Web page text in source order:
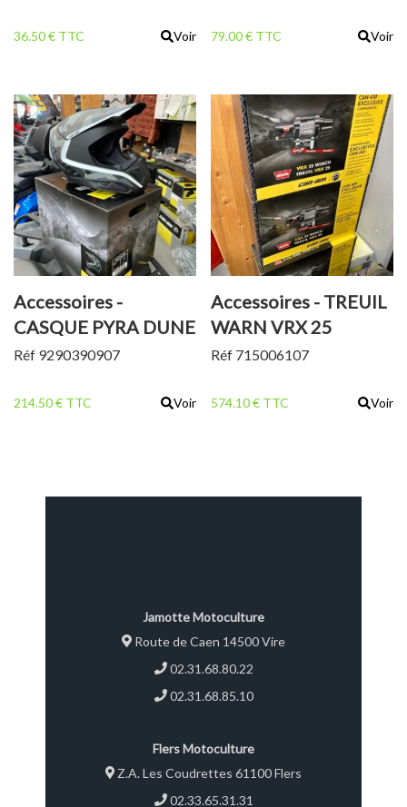
36.50 € TTC Voir 79.00 € TTC Voir
Accessoires -
CASQUE PYRA DUNE
Réf 9290390907
214.50 € TTC Voir
Accessoires - TREUIL
WARN VRX 25
Réf 715006107
574.10 € TTC Voir
Jamotte Motoculture
Route de Caen 14500 Vire
02.31.68.80.22
02.31.68.85.10
Flers Motoculture
Z.A. Les Coudrettes 61100 Flers
02.33.65.31.31